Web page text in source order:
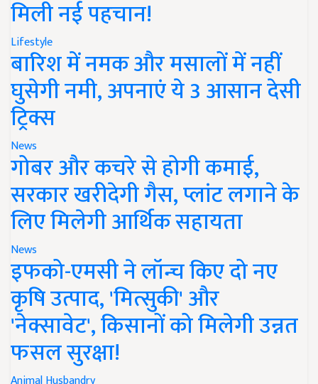
मिली नई पहचान!
Lifestyle
बारिश में नमक और मसालों में नहीं
घुसेगी नमी, अपनाएं ये 3 आसान देसी
ट्रिक्स
News
गोबर और कचरे से होगी कमाई,
सरकार खरीदेगी गैस, प्लांट लगाने के
लिए मिलेगी आर्थिक सहायता
News
इफको-एमसी ने लॉन्च किए दो नए
कृषि उत्पाद, 'मित्सुकी' और
'नेक्सावेट', किसानों को मिलेगी उन्नत
फसल सुरक्षा!